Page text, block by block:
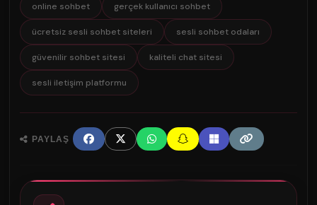
online sohbet gerçek kullanıcı sohbet
ücretsiz sesli sohbet siteleri sesli sohbet odaları
güvenilir sohbet sitesi kaliteli chat sitesi
sesli iletişim platformu
PAYLAŞ